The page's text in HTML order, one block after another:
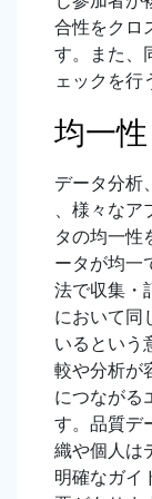
合性をクロ
す。また、
ェックを行
均一性
データ分析
、様々な
タの均一性
ータが均一
法で収集・
において同
いるという
較や分析が
につながる
す。品質デ
織や個人は
明確なガイ